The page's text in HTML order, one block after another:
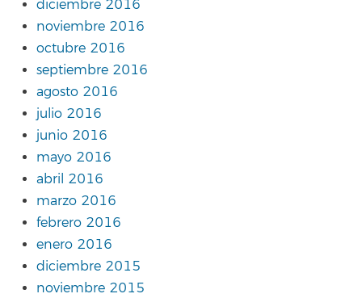
diciembre 2016
noviembre 2016
octubre 2016
septiembre 2016
agosto 2016
julio 2016
junio 2016
mayo 2016
abril 2016
marzo 2016
febrero 2016
enero 2016
diciembre 2015
noviembre 2015